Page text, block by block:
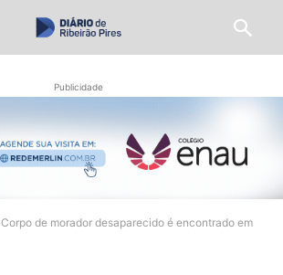
Publicidade
Corpo de morador desaparecido é encontrado em